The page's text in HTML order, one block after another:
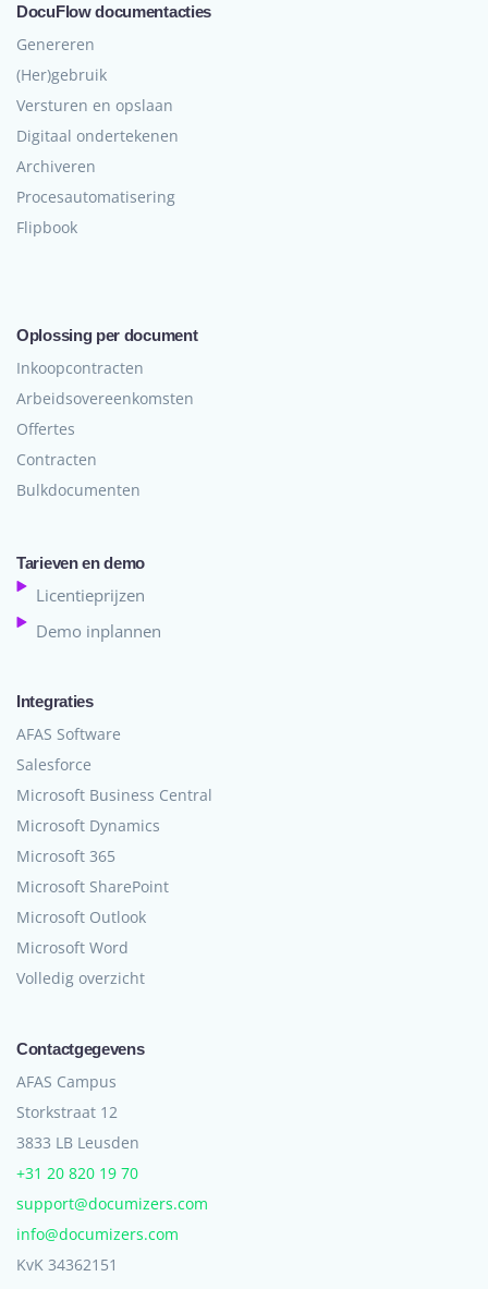
DocuFlow documentacties
Genereren
(Her)gebruik
Versturen en opslaan
Digitaal ondertekenen
Archiveren
Procesautomatisering
Flipbook
Oplossing per document
Inkoopcontracten
Arbeidsovereenkomsten
Offertes
Contracten
Bulkdocumenten
Tarieven en demo
Licentieprijzen
Demo inplannen
Integraties
AFAS Software
Salesforce
Microsoft Business Central
Microsoft Dynamics
Microsoft 365
Microsoft SharePoint
Microsoft Outlook
Microsoft Word
Volledig overzicht
Contactgegevens
AFAS Campus
Storkstraat 12
3833 LB Leusden
+31 20 820 19 70
support@documizers.com
info@documizers.com
KvK 34362151